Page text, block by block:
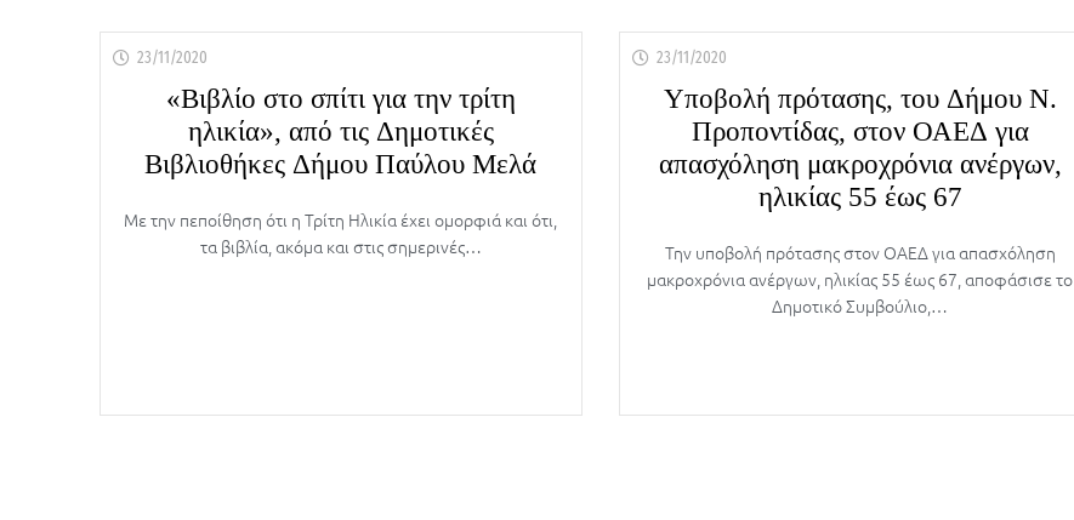
23/11/2020
«Βιβλίο στο σπίτι για την τρίτη
ηλικία», από τις Δημοτικές
Βιβλιοθήκες Δήμου Παύλου Μελά
Με την πεποίθηση ότι η Τρίτη Ηλικία έχει ομορφιά και ότι,
τα βιβλία, ακόμα και στις σημερινές…
23/11/2020
Υποβολή πρότασης, του Δήμου Ν.
Προποντίδας, στον ΟΑΕΔ για
απασχόληση μακροχρόνια ανέργων,
ηλικίας 55 έως 67
Την υποβολή πρότασης στον ΟΑΕΔ για απασχόληση
μακροχρόνια ανέργων, ηλικίας 55 έως 67, αποφάσισε το
Δημοτικό Συμβούλιο,…